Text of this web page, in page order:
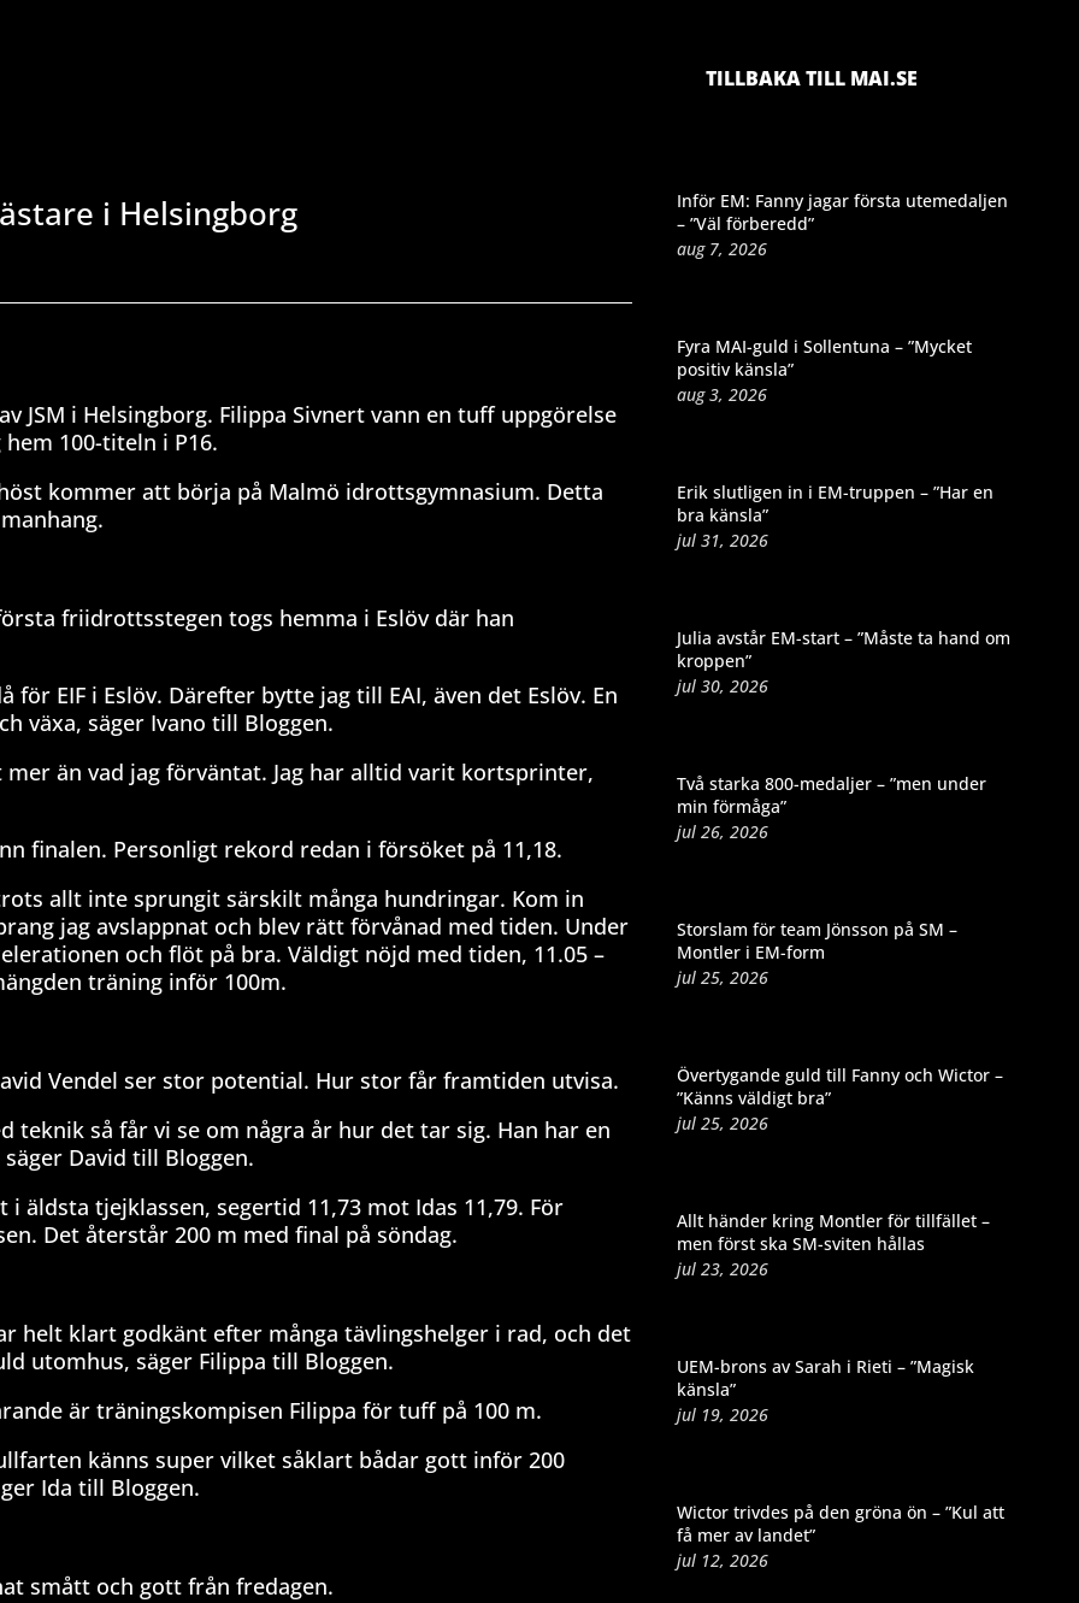
TILLBAKA TILL MAI.SE
i Helsingborg
JSM i Helsingborg. Filippa Sivnert vann en tuff uppgörelse
100-titeln i P16.
kommer att börja på Malmö idrottsgymnasium. Detta
friidrottsstegen togs hemma i Eslöv där han
EIF i Eslöv. Därefter bytte jag till EAI, även det Eslöv. En
växa, säger Ivano till Bloggen.
än vad jag förväntat. Jag har alltid varit kortsprinter,
finalen. Personligt rekord redan i försöket på 11,18.
allt inte sprungit särskilt många hundringar. Kom in
jag avslappnat och blev rätt förvånad med tiden. Under
och flöt på bra. Väldigt nöjd med tiden, 11.05 –
träning inför 100m.
Vendel ser stor potential. Hur stor får framtiden utvisa.
teknik så får vi se om några år hur det tar sig. Han har en
David till Bloggen.
äldsta tjejklassen, segertid 11,73 mot Idas 11,79. För
Det återstår 200 m med final på söndag.
helt klart godkänt efter många tävlingshelger i rad, och det
utomhus, säger Filippa till Bloggen.
är träningskompisen Filippa för tuff på 100 m.
känns super vilket såklart bådar gott inför 200
Ida till Bloggen.
smått och gott från fredagen.
Inför EM: Fanny jagar första utemedaljen
– ”Väl förberedd”
aug 7, 2026
Fyra MAI-guld i Sollentuna – ”Mycket
positiv känsla”
aug 3, 2026
Erik slutligen in i EM-truppen – ”Har en
bra känsla”
jul 31, 2026
Julia avstår EM-start – ”Måste ta hand om
kroppen”
jul 30, 2026
Två starka 800-medaljer – ”men under
min förmåga”
jul 26, 2026
Storslam för team Jönsson på SM –
Montler i EM-form
jul 25, 2026
Övertygande guld till Fanny och Wictor –
”Känns väldigt bra”
jul 25, 2026
Allt händer kring Montler för tillfället –
men först ska SM-sviten hållas
jul 23, 2026
UEM-brons av Sarah i Rieti – ”Magisk
känsla”
jul 19, 2026
Wictor trivdes på den gröna ön – ”Kul att
få mer av landet”
jul 12, 2026